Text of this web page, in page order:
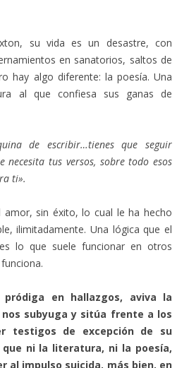
su vida es un desastre, con
en sanatorios, saltos de
hay algo diferente: la poesía. Una
al que confiesa sus ganas de
de escribir…tienes que seguir
necesita tus versos, sobre todo esos
ti».
amor, sin éxito, lo cual le ha hecho
ilimitadamente. Una lógica que el
lo que suele funcionar en otros
en hallazgos, aviva la
subyuga y sitúa frente a los
testigos de excepción de su
ni la literatura, ni la poesía,
al impulso suicida, más bien, en